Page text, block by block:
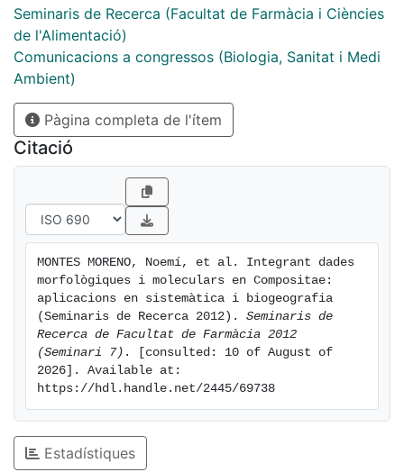
Seminaris de Recerca (Facultat de Farmàcia i Ciències
de l'Alimentació)
Comunicacions a congressos (Biologia, Sanitat i Medi
Ambient)
Pàgina completa de l'ítem
Citació
MONTES MORENO, Noemí, et al. Integrant dades
morfològiques i moleculars en Compositae:
aplicacions en sistemàtica i biogeografia
(Seminaris de Recerca 2012). Seminaris de
Recerca de Facultat de Farmàcia 2012
(Seminari 7) . [consulted: 10 of August of
2026]. Available at:
https://hdl.handle.net/2445/69738
Estadístiques